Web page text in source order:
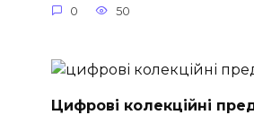
0 50
Цифрові колекційні